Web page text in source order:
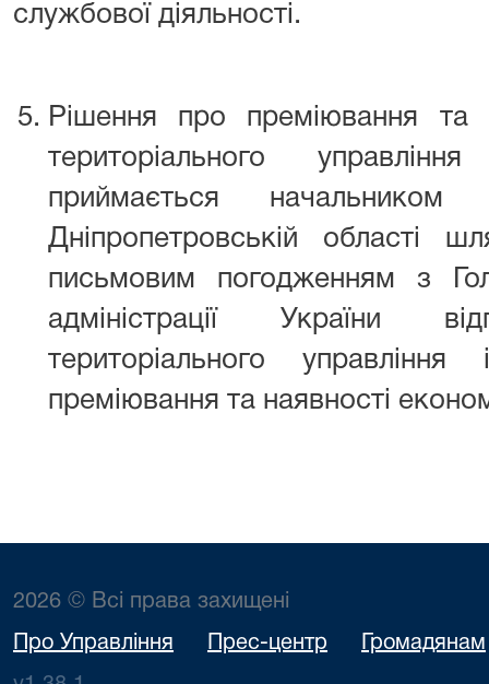
службової діяльності.
Рішення про преміювання та
територіального
приймається
Дніпропетровській області
письмовим погодженням з
адміністрації України
територіального
преміювання та наявності
2026 © Всі права захищені
Про Управління Прес-центр Громадянам